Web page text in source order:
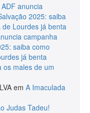
ADF anuncia
2025: saiba
Lourdes já benta
campanha
saiba como
já benta
os males de um
em A Imaculada
Judas Tadeu!